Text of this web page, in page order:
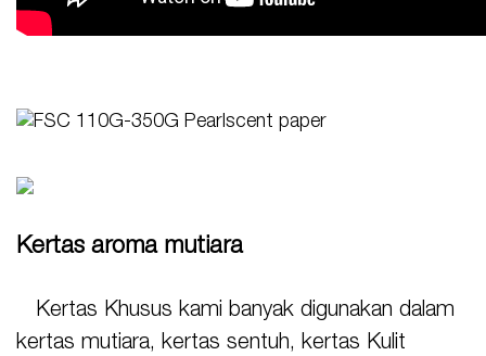
Kertas aroma mutiara
Kertas Khusus kami banyak digunakan dalam
kertas mutiara, kertas sentuh, kertas Kulit